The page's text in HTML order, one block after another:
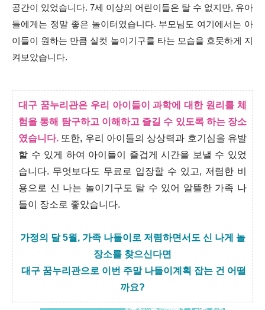
공간이 있었습니다. 7세 이상의 어린이들은 탈 수 없지만, 유아
들에게는 정말 좋은 놀이터였습니다. 부모님도 여기에서는 아
이들이 원하는 만큼 실컷 놀이기구를 타는 모습을 흐뭇하게 지
켜보았습니다.
대구 꿈누리관은 우리 아이들이 과학에 대한 원리를 체
험을 통해 탐구하고 이해하고 즐길 수 있도록 하는 장소
였습니다. 또한, 우리 아이들의 상상력과 호기심을 유발
할 수 있게 하여 아이들이 즐겁게 시간을 보낼 수 있었
습니다. 무엇보다도 무료로 입장할 수 있고, 저렴한 비
용으로 신 나는 놀이기구도 탈 수 있어 알뜰한 가족 나
들이 장소로 좋았습니다.
가정의 달 5월, 가족 나들이로 저렴하면서도 신 나게 놀
장소를 찾으신다면
대구 꿈누리관으로 이번 주말 나들이계획 잡는 건 어떨
까요?